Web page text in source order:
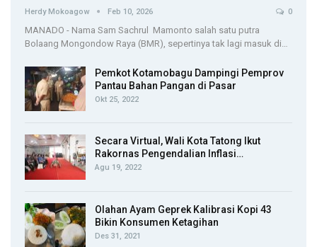
Herdy Mokoagow Feb 10, 2026 0
MANADO - Nama Sam Sachrul Mamonto salah satu putra
Bolaang Mongondow Raya (BMR), sepertinya tak lagi masuk di…
Pemkot Kotamobagu Dampingi Pemprov
Pantau Bahan Pangan di Pasar
Okt 25, 2022
Secara Virtual, Wali Kota Tatong Ikut
Rakornas Pengendalian Inflasi…
Agu 19, 2022
Olahan Ayam Geprek Kalibrasi Kopi 43
Bikin Konsumen Ketagihan
Des 31, 2021